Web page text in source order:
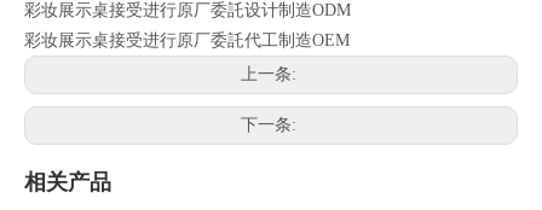
彩妆展示桌接受进行原厂委託设计制造ODM
彩妆展示桌接受进行原厂委託代工制造OEM
上一条:
下一条:
相关产品